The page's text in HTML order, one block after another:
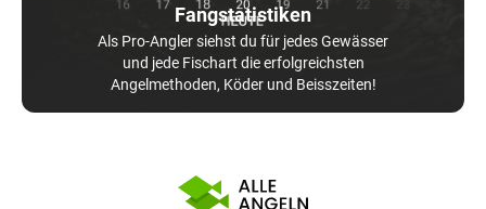
Fangstatistiken
Als Pro-Angler siehst du für jedes Gewässer
und jede Fischart die erfolgreichsten
Angelmethoden, Köder und Beisszeiten!